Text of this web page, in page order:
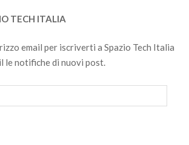
TECH ITALIA
email per iscriverti a Spazio Tech Italia
le notifiche di nuovi post.